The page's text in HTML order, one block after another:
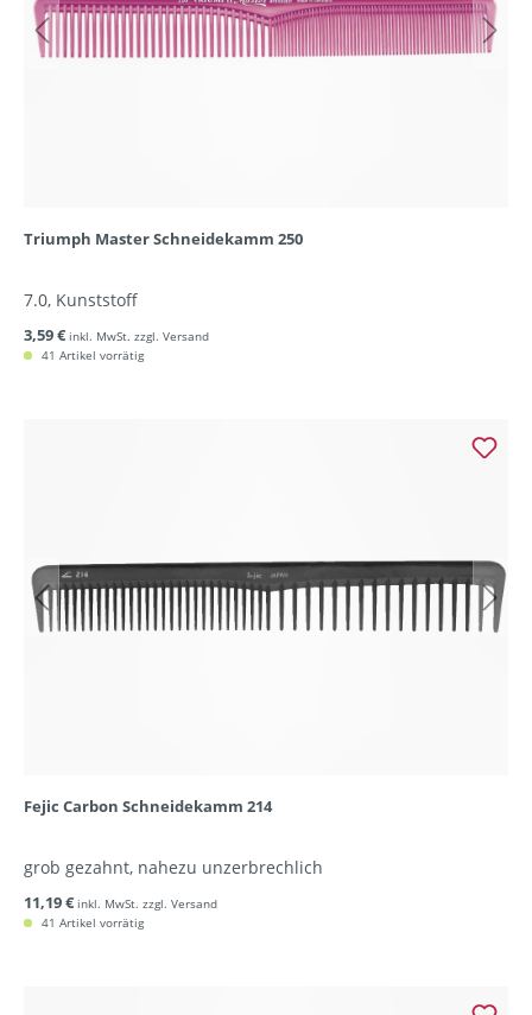
Triumph Master Schneidekamm 250
7.0, Kunststoff
3,59 € inkl. MwSt. zzgl. Versand
41 Artikel vorrätig
Fejic Carbon Schneidekamm 214
grob gezahnt, nahezu unzerbrechlich
11,19 € inkl. MwSt. zzgl. Versand
41 Artikel vorrätig